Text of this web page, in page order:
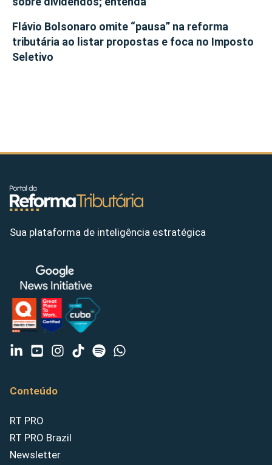
Flávio Bolsonaro omite “pausa” na reforma
tributária ao listar propostas e foca no Imposto
Seletivo
Sua plataforma de inteligência estratégica
Conteúdo
RT PRO
RT PRO Brazil
Newsletter